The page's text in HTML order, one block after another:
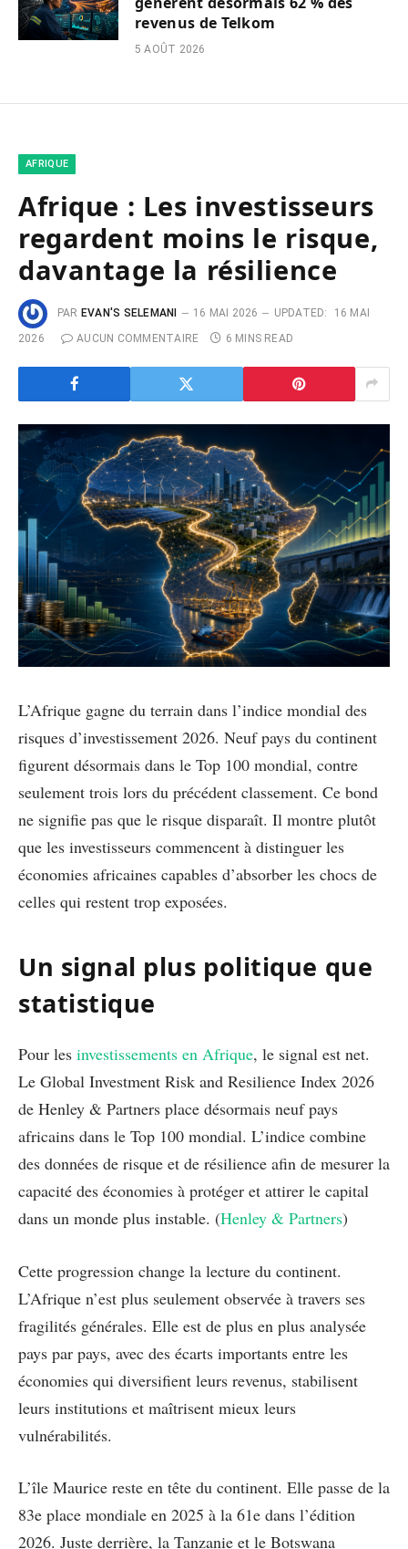
revenus de Telkom
5 AOÛT 2026
AFRIQUE
Afrique : Les investisseurs
regardent moins le risque,
davantage la résilience
PAR EVAN'S SELEMANI 16 MAI 2026 UPDATED:
16 MAI
2026
AUCUN COMMENTAIRE 6 MINS READ
L’Afrique gagne du terrain dans l’indice mondial des
risques d’investissement 2026. Neuf pays du continent
figurent désormais dans le Top 100 mondial, contre
seulement trois lors du précédent classement. Ce bond
ne signifie pas que le risque disparaît. Il montre plutôt
que les investisseurs commencent à distinguer les
économies africaines capables d’absorber les chocs de
celles qui restent trop exposées.
Un signal plus politique que
statistique
Pour les investissements en Afrique, le signal est net.
Le Global Investment Risk and Resilience Index 2026
de Henley & Partners place désormais neuf pays
africains dans le Top 100 mondial. L’indice combine
des données de risque et de résilience afin de mesurer la
capacité des économies à protéger et attirer le capital
dans un monde plus instable. (Henley & Partners)
Cette progression change la lecture du continent.
L’Afrique n’est plus seulement observée à travers ses
fragilités générales. Elle est de plus en plus analysée
pays par pays, avec des écarts importants entre les
économies qui diversifient leurs revenus, stabilisent
leurs institutions et maîtrisent mieux leurs
vulnérabilités.
L’île Maurice reste en tête du continent. Elle passe de la
83e place mondiale en 2025 à la 61e dans l’édition
2026. Juste derrière, la Tanzanie et le Botswana